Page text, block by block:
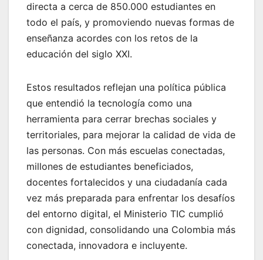
directa a cerca de 850.000 estudiantes en
todo el país, y promoviendo nuevas formas de
enseñanza acordes con los retos de la
educación del siglo XXI.
Estos resultados reflejan una política pública
que entendió la tecnología como una
herramienta para cerrar brechas sociales y
territoriales, para mejorar la calidad de vida de
las personas. Con más escuelas conectadas,
millones de estudiantes beneficiados,
docentes fortalecidos y una ciudadanía cada
vez más preparada para enfrentar los desafíos
del entorno digital, el Ministerio TIC cumplió
con dignidad, consolidando una Colombia más
conectada, innovadora e incluyente.